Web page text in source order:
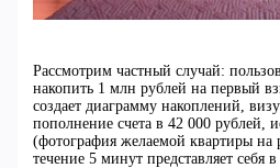
Рассмотрим частный случай:
накопить 1 млн рублей на первый
создает диаграмму накоплений,
пополнение счета в 42 000 рублей,
(фотография желаемой квартиры на
течение 5 минут представляет себя